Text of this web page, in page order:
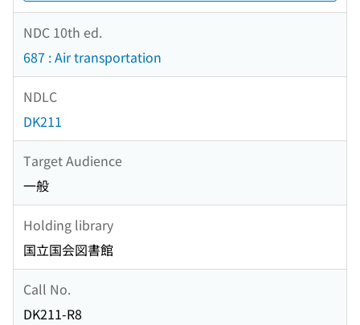
NDC 10th ed.
687 : Air transportation
NDLC
DK211
Target Audience
一般
Holding library
国立国会図書館
Call No.
DK211-R8